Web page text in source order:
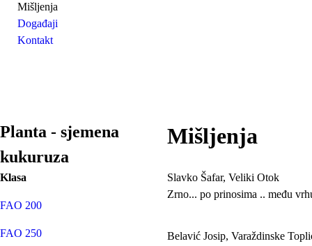
Mišljenja
Događaji
Kontakt
Mišljenja
Slavko Šafar, Veliki Otok
Zrno... po prinosima .. među
Belavić Josip, Varaždinske
Planta - sjemena
kukuruza
Klasa
FAO 200
FAO 250